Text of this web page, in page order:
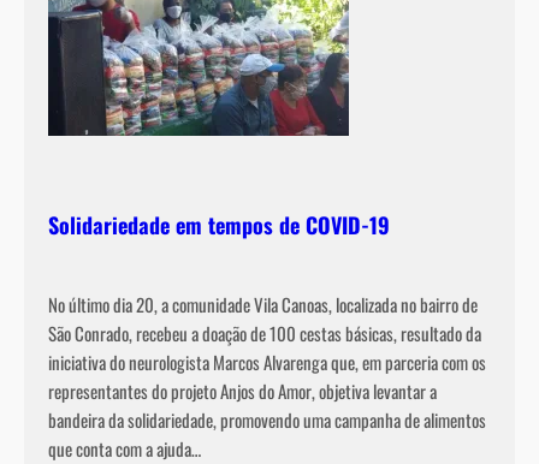
Solidariedade em tempos de COVID-19
No último dia 20, a comunidade Vila Canoas, localizada no bairro de
São Conrado, recebeu a doação de 100 cestas básicas, resultado da
iniciativa do neurologista Marcos Alvarenga que, em parceria com os
representantes do projeto Anjos do Amor, objetiva levantar a
bandeira da solidariedade, promovendo uma campanha de alimentos
que conta com a ajuda…